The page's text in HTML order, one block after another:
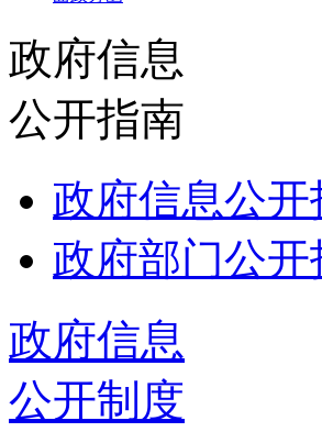
政府信息
公开指南
政府信息公开
政府部门公开
政府信息
公开制度